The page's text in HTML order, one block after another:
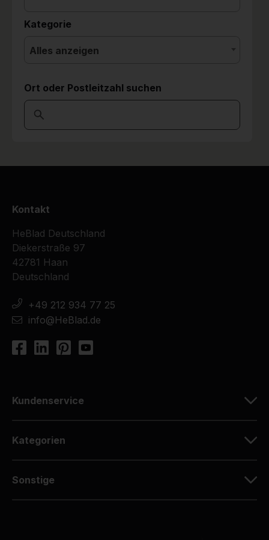
Kategorie
Alles anzeigen
Ort oder Postleitzahl suchen
Kontakt
HeBlad Deutschland
Diekerstraße 97
42781 Haan
Deutschland
+49 212 934 77 25
info@HeBlad.de
Kundenservice
Kategorien
Sonstige